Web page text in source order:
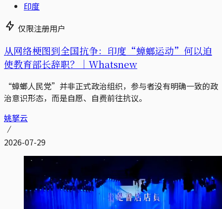
印度
仅限注册用户
从网络梗图到全国抗争：印度“蟑螂运动”何以迫
使教育部长辞职？｜Whatsnew
“蟑螂人民党”并非正式政治组织，参与者没有明确一致的政
治意识形态，而是自愿、自费前往抗议。
姚拏云
2026-07-29